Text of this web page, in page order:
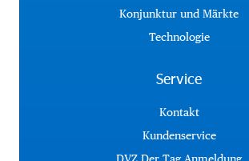
Konjunktur und Märkte
Technologie
Service
Kontakt
Kundenservice